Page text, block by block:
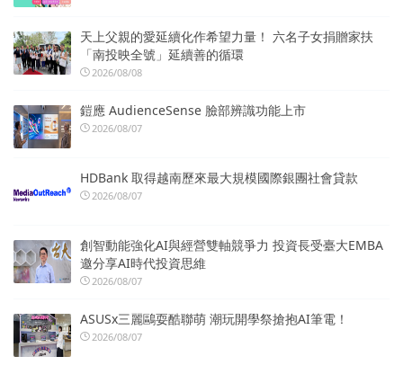
天上父親的愛延續化作希望力量！ 六名子女捐贈家扶
「南投映全號」延續善的循環
2026/08/08
鎧應 AudienceSense 臉部辨識功能上市
2026/08/07
HDBank 取得越南歷來最大規模國際銀團社會貸款
2026/08/07
創智動能強化AI與經營雙軸競爭力 投資長受臺大EMBA
邀分享AI時代投資思維
2026/08/07
ASUSx三麗鷗耍酷聯萌 潮玩開學祭搶抱AI筆電！
2026/08/07